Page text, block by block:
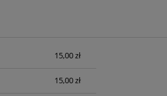
kosztów15,00 zł
15,00 zł